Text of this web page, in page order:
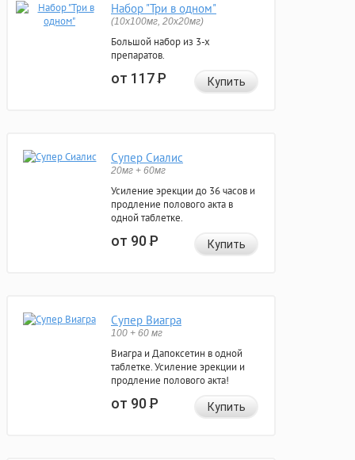
Набор "Три в одном"
(10x100мг, 20x20мг)
Большой набор из 3-х
препаратов.
от 117Р Купить
Супер Сиалис
20мг + 60мг
Усиление эрекции до 36 часов и
продление полового акта в
одной таблетке.
от 90Р Купить
Супер Виагра
100 + 60 мг
Виагра и Дапоксетин в одной
таблетке. Усиление эрекции и
продление полового акта!
от 90Р Купить